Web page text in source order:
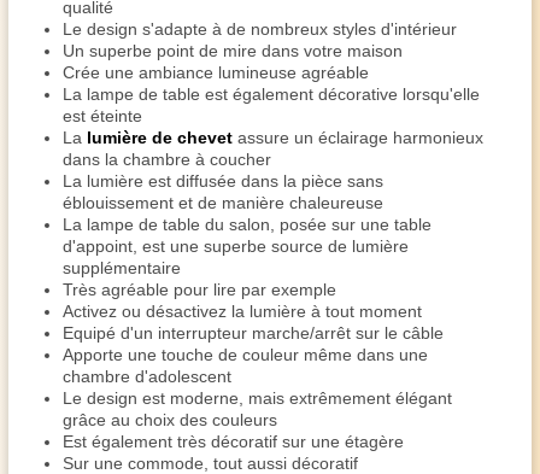
qualité
Le design s'adapte à de nombreux styles d'intérieur
Un superbe point de mire dans votre maison
Crée une ambiance lumineuse agréable
La lampe de table est également décorative lorsqu'elle
est éteinte
La lumière de chevet assure un éclairage harmonieux
dans la chambre à coucher
La lumière est diffusée dans la pièce sans
éblouissement et de manière chaleureuse
La lampe de table du salon, posée sur une table
d'appoint, est une superbe source de lumière
supplémentaire
Très agréable pour lire par exemple
Activez ou désactivez la lumière à tout moment
Equipé d'un interrupteur marche/arrêt sur le câble
Apporte une touche de couleur même dans une
chambre d'adolescent
Le design est moderne, mais extrêmement élégant
grâce au choix des couleurs
Est également très décoratif sur une étagère
Sur une commode, tout aussi décoratif